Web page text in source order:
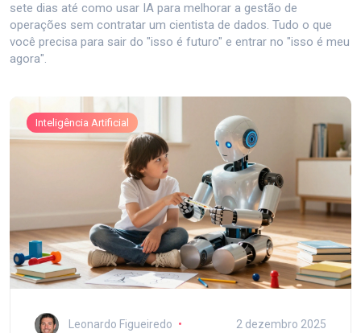
sete dias até como usar IA para melhorar a gestão de
operações sem contratar um cientista de dados. Tudo o que
você precisa para sair do "isso é futuro" e entrar no "isso é meu
agora".
Inteligência Artificial
Leonardo Figueiredo 2 dezembro 2025